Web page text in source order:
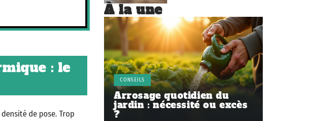
: le
de pose. Trop
À la une
CONSEILS
Arrosage quotidien du
jardin : nécessité ou excès
?